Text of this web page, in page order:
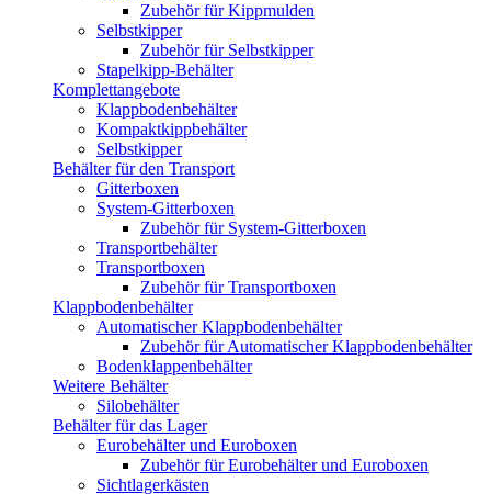
Zubehör für Kippmulden
Selbstkipper
Zubehör für Selbstkipper
Stapelkipp-Behälter
Komplettangebote
Klappbodenbehälter
Kompaktkippbehälter
Selbstkipper
Behälter für den Transport
Gitterboxen
System-Gitterboxen
Zubehör für System-Gitterboxen
Transportbehälter
Transportboxen
Zubehör für Transportboxen
Klappbodenbehälter
Automatischer Klappbodenbehälter
Zubehör für Automatischer Klappbodenbehälter
Bodenklappenbehälter
Weitere Behälter
Silobehälter
Behälter für das Lager
Eurobehälter und Euroboxen
Zubehör für Eurobehälter und Euroboxen
Sichtlagerkästen